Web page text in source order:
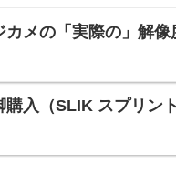
カメの「実際の」解像
購入（SLIK スプリン